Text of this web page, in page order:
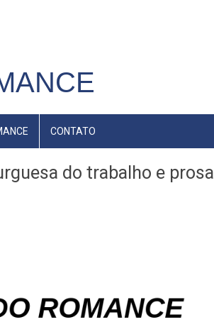
CONTATO
do trabalho e prosa